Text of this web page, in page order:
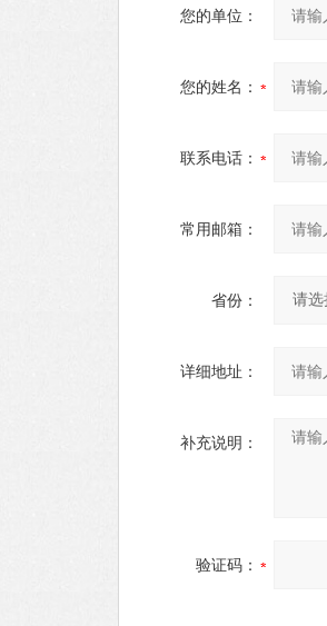
您的单位：
您的姓名：
联系电话：
常用邮箱：
省份：
详细地址：
补充说明：
验证码：